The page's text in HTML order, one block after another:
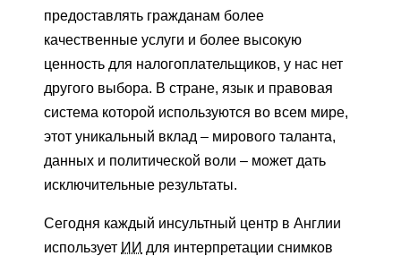
предоставлять гражданам более
качественные услуги и более высокую
ценность для налогоплательщиков, у нас нет
другого выбора. В стране, язык и правовая
система которой используются во всем мире,
этот уникальный вклад – мирового таланта,
данных и политической воли – может дать
исключительные результаты.
Сегодня каждый инсультный центр в Англии
использует ИИ для интерпретации снимков